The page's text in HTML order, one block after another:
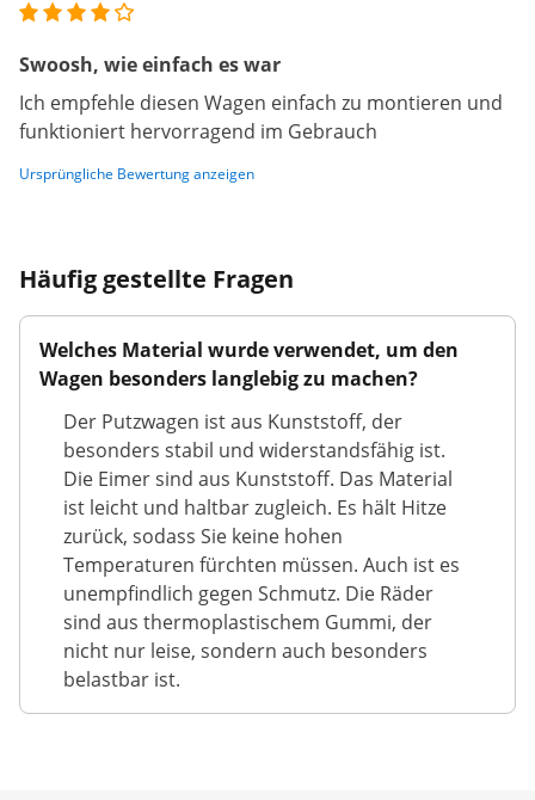
Swoosh, wie einfach es war
Ich empfehle diesen Wagen einfach zu montieren und
funktioniert hervorragend im Gebrauch
Ursprüngliche Bewertung anzeigen
Häufig gestellte Fragen
Welches Material wurde verwendet, um den
Wagen besonders langlebig zu machen?
Der Putzwagen ist aus Kunststoff, der
besonders stabil und widerstandsfähig ist.
Die Eimer sind aus Kunststoff. Das Material
ist leicht und haltbar zugleich. Es hält Hitze
zurück, sodass Sie keine hohen
Temperaturen fürchten müssen. Auch ist es
unempfindlich gegen Schmutz. Die Räder
sind aus thermoplastischem Gummi, der
nicht nur leise, sondern auch besonders
belastbar ist.